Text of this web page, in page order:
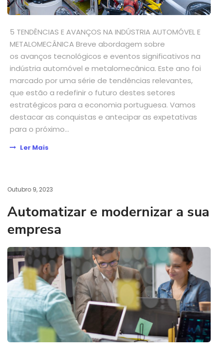
5 TENDÊNCIAS E AVANÇOS NA INDÚSTRIA AUTOMÓVEL E
METALOMECÂNICA Breve abordagem sobre
os avanços tecnológicos e eventos significativos na
indústria automóvel e metalomecânica. Este ano foi
marcado por uma série de tendências relevantes,
que estão a redefinir o futuro destes setores
estratégicos para a economia portuguesa. Vamos
destacar as conquistas e antecipar as expetativas
para o próximo...
Ler Mais
Outubro 9, 2023
Automatizar e modernizar a sua
empresa